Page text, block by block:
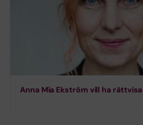
Anna Mia Ekström vill ha rättvisa